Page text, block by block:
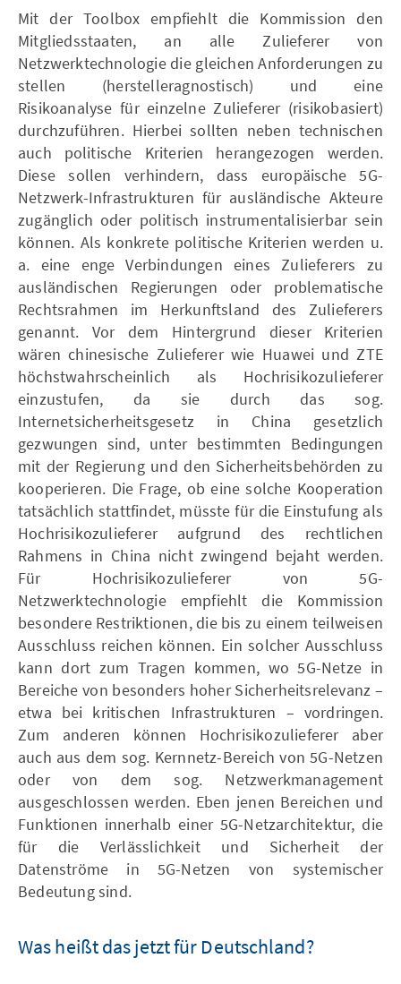
Mit der Toolbox empfiehlt die Kommission den
Mitgliedsstaaten, an alle Zulieferer von
Netzwerktechnologie die gleichen Anforderungen zu
stellen (herstelleragnostisch) und eine
Risikoanalyse für einzelne Zulieferer (risikobasiert)
durchzuführen. Hierbei sollten neben technischen
auch politische Kriterien herangezogen werden.
Diese sollen verhindern, dass europäische 5G-
Netzwerk-Infrastrukturen für ausländische Akteure
zugänglich oder politisch instrumentalisierbar sein
können. Als konkrete politische Kriterien werden u.
a. eine enge Verbindungen eines Zulieferers zu
ausländischen Regierungen oder problematische
Rechtsrahmen im Herkunftsland des Zulieferers
genannt. Vor dem Hintergrund dieser Kriterien
wären chinesische Zulieferer wie Huawei und ZTE
höchstwahrscheinlich als Hochrisikozulieferer
einzustufen, da sie durch das sog.
Internetsicherheitsgesetz in China gesetzlich
gezwungen sind, unter bestimmten Bedingungen
mit der Regierung und den Sicherheitsbehörden zu
kooperieren. Die Frage, ob eine solche Kooperation
tatsächlich stattfindet, müsste für die Einstufung als
Hochrisikozulieferer aufgrund des rechtlichen
Rahmens in China nicht zwingend bejaht werden.
Für Hochrisikozulieferer von 5G-
Netzwerktechnologie empfiehlt die Kommission
besondere Restriktionen, die bis zu einem teilweisen
Ausschluss reichen können. Ein solcher Ausschluss
kann dort zum Tragen kommen, wo 5G-Netze in
Bereiche von besonders hoher Sicherheitsrelevanz –
etwa bei kritischen Infrastrukturen – vordringen.
Zum anderen können Hochrisikozulieferer aber
auch aus dem sog. Kernnetz-Bereich von 5G-Netzen
oder von dem sog. Netzwerkmanagement
ausgeschlossen werden. Eben jenen Bereichen und
Funktionen innerhalb einer 5G-Netzarchitektur, die
für die Verlässlichkeit und Sicherheit der
Datenströme in 5G-Netzen von systemischer
Bedeutung sind.
Was heißt das jetzt für Deutschland?